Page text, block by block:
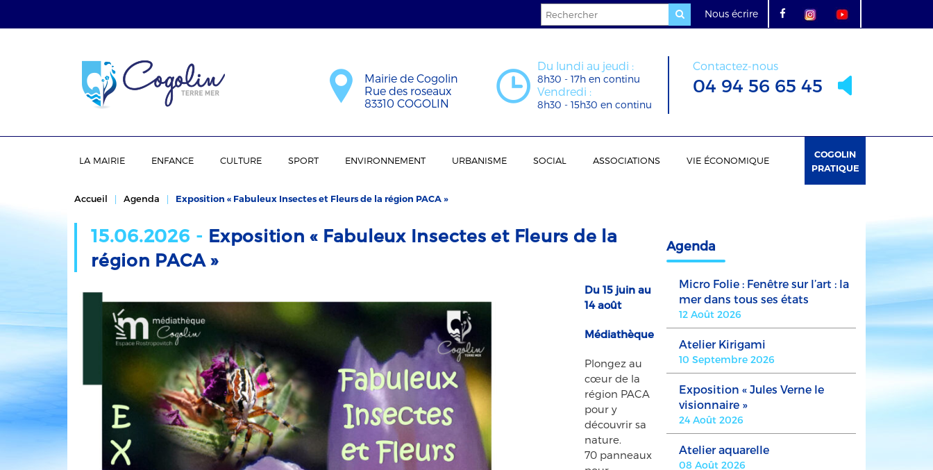
Nous écrire
Mairie de Cogolin
Rue des roseaux
83310 COGOLIN
Du lundi au jeudi :
8h30 - 17h en continu
Vendredi :
8h30 - 15h30 en continu
Contactez-nous
04 94 56 65 45
LA MAIRIE ENFANCE CULTURE SPORT ENVIRONNEMENT URBANISME SOCIAL ASSOCIATIONS VIE ÉCONOMIQUE
COGOLIN
PRATIQUE
Accueil Agenda Exposition « Fabuleux Insectes et Fleurs de la région PACA »
15.06.2026 - Exposition « Fabuleux Insectes et Fleurs de la
région PACA »
Du 15 juin au
14 août
Médiathèque
Plongez au
cœur de la
région PACA
pour y
découvrir sa
nature.
70 panneaux
Agenda
Micro Folie : Fenêtre sur l’art : la
mer dans tous ses états
12 Août 2026
Atelier Kirigami
10 Septembre 2026
Exposition « Jules Verne le
visionnaire »
24 Août 2026
Atelier aquarelle
08 Août 2026